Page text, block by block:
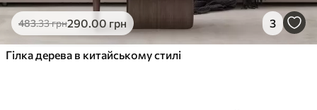
483.33грн290.00 грн 3
Гілка дерева в китайському стилі